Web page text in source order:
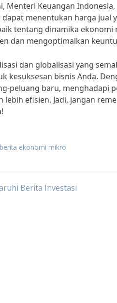
Menteri Keuangan
menentukan harga jual
tentang dinamika
dan mengoptimalkan
dan globalisasi yang
kesuksesan bisnis Anda.
peluang baru, menghadapi
lebih efisien. Jadi, jangan
berita ekonomi mikro
Berita Investasi